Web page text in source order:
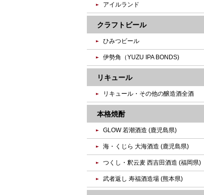
アイルランド
クラフトビール
ひみつビール
伊勢角（YUZU IPA BONDS)
リキュール
リキュール・その他の醸造酒全酒
本格焼酎
GLOW 若潮酒造 (鹿児島県)
海・くじら 大海酒造 (鹿児島県)
つくし・釈云麦 西吉田酒造 (福岡県)
武者返し 寿福酒造場 (熊本県)